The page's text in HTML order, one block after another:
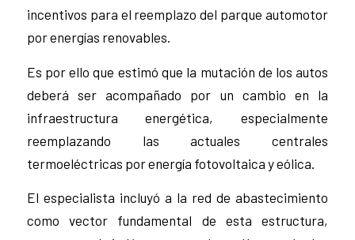
incentivos para el reemplazo del parque automotor
por energías renovables.
Es por ello que estimó que la mutación de los autos
deberá ser acompañado por un cambio en la
infraestructura energética, especialmente
reemplazando las actuales centrales
termoeléctricas por energía fotovoltaica y eólica.
El especialista incluyó a la red de abastecimiento
como vector fundamental de esta estructura,